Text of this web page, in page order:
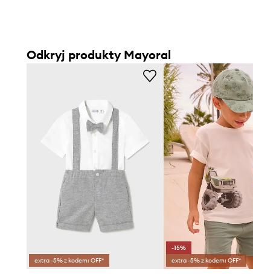
Odkryj produkty Mayoral
extra -5% z kodem: OFF*
-15%
extra -5% z kodem: OFF*